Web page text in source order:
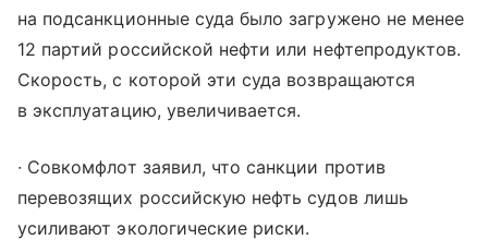
на подсанкционные суда было загружено не менее
12 партий российской нефти или нефтепродуктов.
Скорость, с которой эти суда возвращаются
в эксплуатацию, увеличивается.
∙ Совкомфлот заявил, что санкции против
перевозящих российскую нефть судов лишь
усиливают экологические риски.